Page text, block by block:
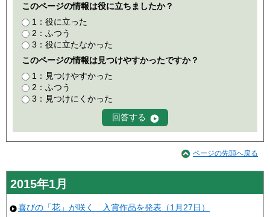
このページの情報は役に立ちましたか？
1：役に立った
2：ふつう
3：役に立たなかった
このページの情報は見つけやすかったですか？
1：見つけやすかった
2：ふつう
3：見つけにくかった
ページの先頭へ戻る
2015年1月
喜びの「花」が咲く 入賞作品を発表（1月27日）